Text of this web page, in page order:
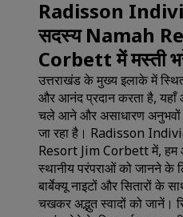
Radisson
सदस्य Namah
Corbett में मस्ती
उत्तराखंड के मुख्य इलाके में स्थित,
और आनंद प्रदान करता है, यहाँ
चले आने और असाधारण अनुभवों
जा रहा है। Radisson
Resort Jim Corbett में, हम
स्थानीय परंपराओं को जानने के
बार्बेक्यू नाइटों और सितारों के
चखकर अद्भुत स्वादों को जानें।